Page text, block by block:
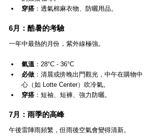
穿搭 ：透氣棉麻衣物、防曬用品。
6月：酷暑的考驗
一年中最熱的月份，紫外線極強。
氣溫 ：28°C - 36°C
必做 ：清晨或傍晚出門觀光，中午在購物中
心（如 Lotte Center）吹冷氣。
穿搭 ：短袖、短褲、強力防曬。
7月：雨季的高峰
午後雷陣雨頻繁，但雨後空氣會變得清新。